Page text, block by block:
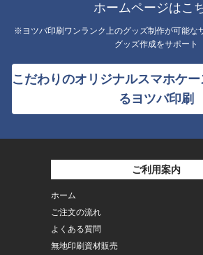
ホームページはこ
※ヨツバ印刷ワンランク上のグッズ制作が可能な
グッズ作成をサポート
こだわりのオリジナルスマホケ
るヨツバ印刷
ご利用案内
ホーム
ご注文の流れ
よくある質問
無地印刷資材販売